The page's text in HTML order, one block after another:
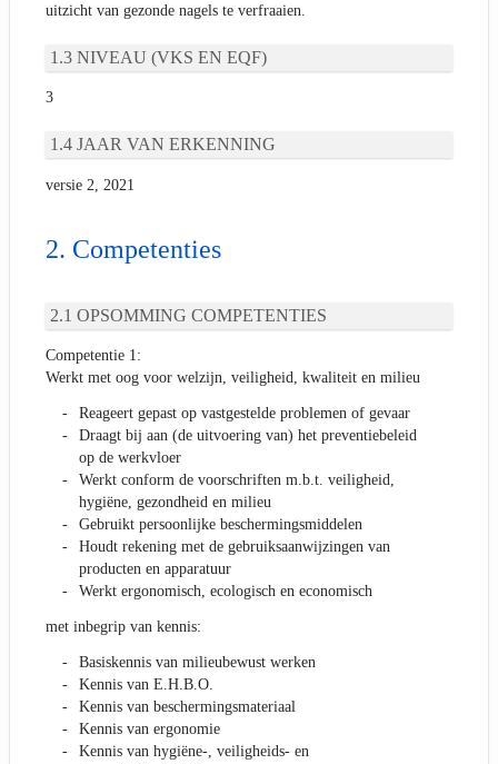
uitzicht van gezonde nagels te verfraaien.
NIVEAU (VKS EN EQF)
3
JAAR VAN ERKENNING
versie 2, 2021
Competenties
OPSOMMING COMPETENTIES
Competentie 1:
Werkt met oog voor welzijn, veiligheid, kwaliteit en milieu
Reageert gepast op vastgestelde problemen of gevaar
Draagt bij aan (de uitvoering van) het preventiebeleid
op de werkvloer
Werkt conform de voorschriften m.b.t. veiligheid,
hygiëne, gezondheid en milieu
Gebruikt persoonlijke beschermingsmiddelen
Houdt rekening met de gebruiksaanwijzingen van
producten en apparatuur
Werkt ergonomisch, ecologisch en economisch
met inbegrip van kennis:
Basiskennis van milieubewust werken
Kennis van E.H.B.O.
Kennis van beschermingsmateriaal
Kennis van ergonomie
Kennis van hygiëne-, veiligheids- en